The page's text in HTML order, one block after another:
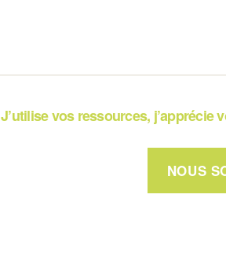
J’utilise vos ressources, j’apprécie
NOUS